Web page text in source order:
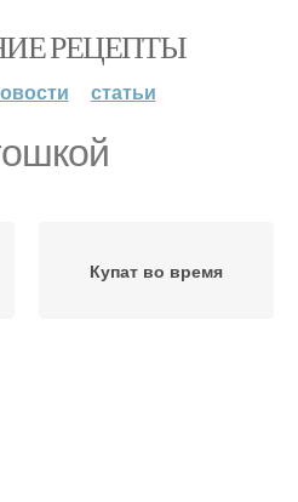
РЕЦЕПТЫ
статьи
Купат во время